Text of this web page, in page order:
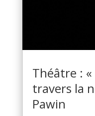
Théâtre :
travers la
Pawin